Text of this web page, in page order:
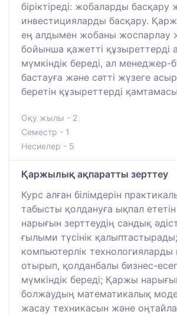
біріктіреді: жобаларды басқару
инвестицияларды басқару.
ең алдымен жобаны жоспарлау
бойынша қажетті құзыреттерді
мүмкіндік береді, ал менеджер-
бастауға және сәтті жүзеге
беретін құзыреттерді
Оқу жылы - 2
Семестр - 1
Несиелер - 5
Қаржылық ақпаратты зерттеу
Курс алған білімдерін
табысты қолдануға ықпал
нарығын зерттеудің сандық
ғылыми түсінік қалыптастырады;
компьютерлік технологияларды
отырып, қолданбалы бизнес-
мүмкіндік береді; Қаржы
болжаудың математикалық
жасау техникасын және